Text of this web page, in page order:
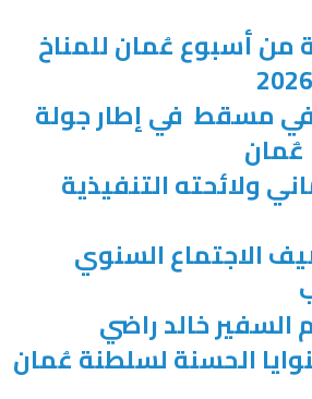
أسبوع عُمان للمناخ
في مسقط في إطار جولة
ولائحته التنفيذية
الاجتماع السنوي
خالد راضي
الحسنة لسلطنة عُمان